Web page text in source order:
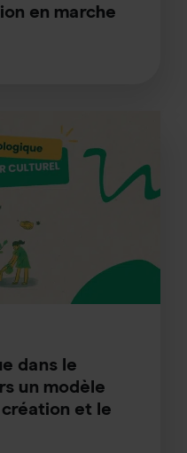
en marche
dans le
un modèle
et le